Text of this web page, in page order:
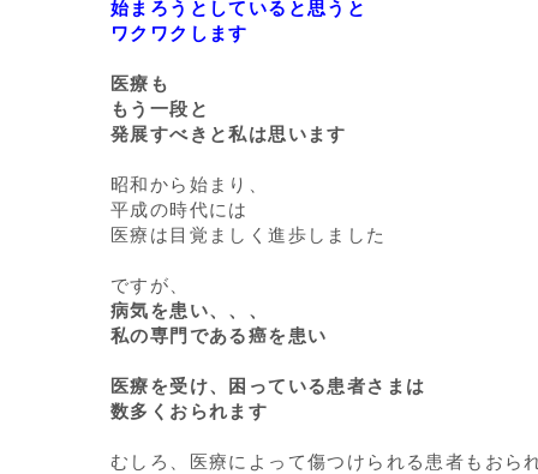
始まろうとしていると思うと
ワクワクします
医療も
もう一段と
発展すべきと私は思います
昭和から始まり、
平成の時代には
医療は目覚ましく進歩しました
ですが、
病気を患い、、、
私の専門である癌を患い
医療を受け、困っている患者さまは
数多くおられます
むしろ、医療によって傷つけられる患者もおら